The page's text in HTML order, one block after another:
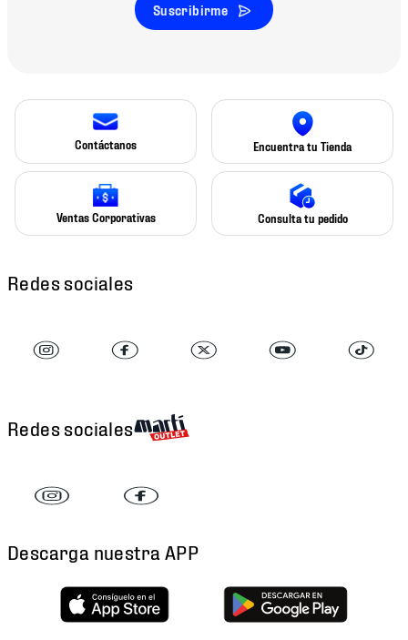
Suscribirme
Contáctanos Encuentra tu Tienda
Ventas Corporativas Consulta tu pedido
Redes sociales
Redes sociales
Descarga nuestra APP